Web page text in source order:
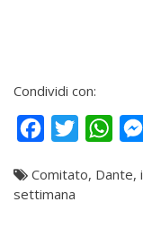
Condividi con:
FacebookTwitter
Comitato, Dante,
settimana